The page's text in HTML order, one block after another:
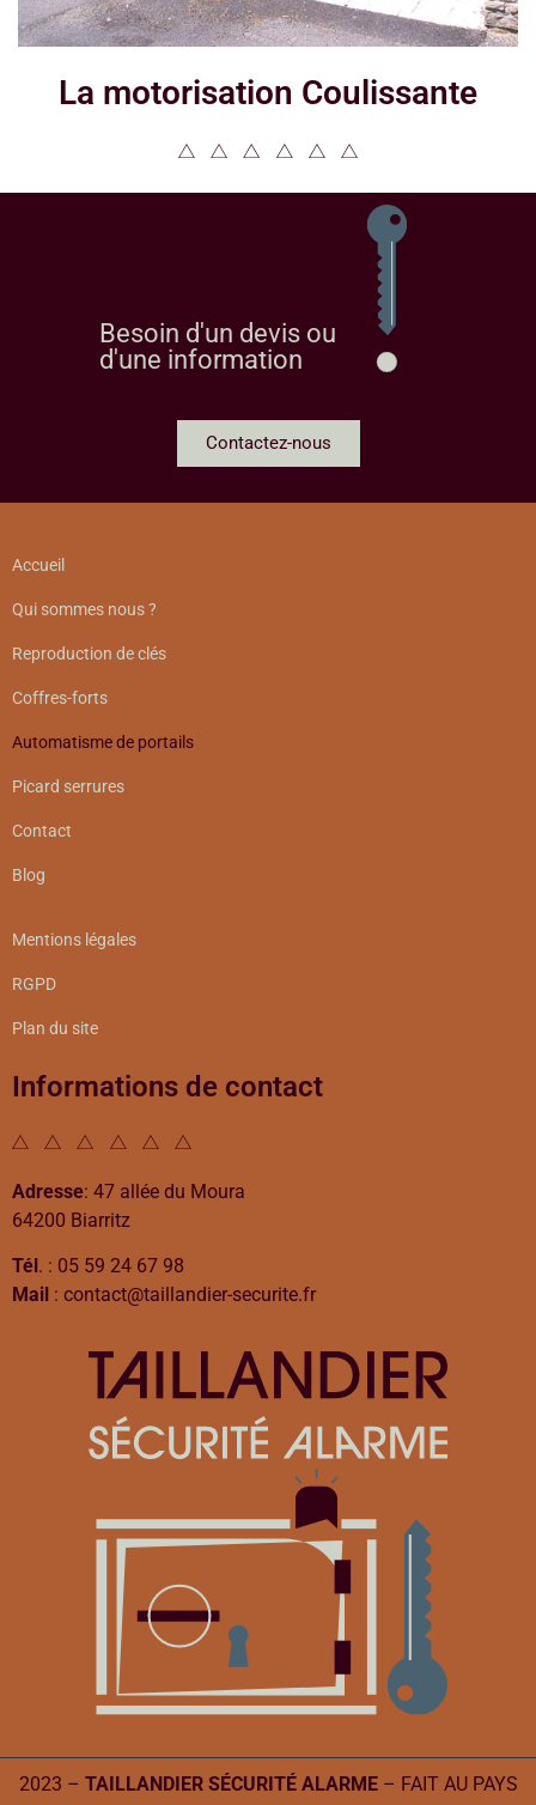
La motorisation Coulissante
Besoin d'un devis ou
d'une information
Contactez-nous
Accueil
Qui sommes nous ?
Reproduction de clés
Coffres-forts
Automatisme de portails
Picard serrures
Contact
Blog
Mentions légales
RGPD
Plan du site
Informations de contact
Adresse: 47 allée du Moura
64200 Biarritz
Tél . : 05 59 24 67 98
Mail : contact@taillandier-securite.fr
2023 – TAILLANDIER SÉCURITÉ ALARME– FAIT AU PAYS